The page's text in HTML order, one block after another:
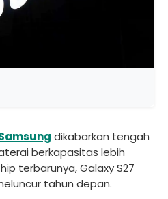
dikabarkan tengah
berkapasitas lebih
terbarunya, Galaxy S27
tahun depan.